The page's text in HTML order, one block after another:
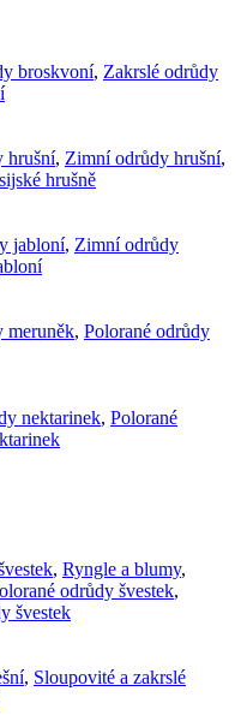
broskvoní, Zakrslé odrůdy
hrušní, Zimní odrůdy hrušní,
hrušně
jabloní, Zimní odrůdy
meruněk, Polorané odrůdy
nektarinek, Polorané
, Ryngle a blumy,
odrůdy švestek,
švestek
, Sloupovité a zakrslé